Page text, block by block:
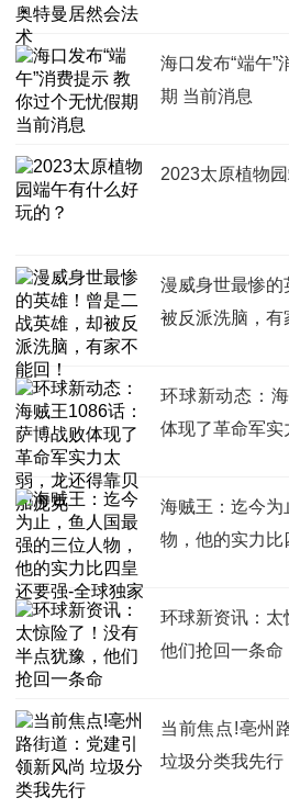
海口发布“端午”
期 当前消息
2023太原植物
漫威身世最惨的
被反派洗脑，有
环球新动态：
体现了革命军
海贼王：迄今为
物，他的实力比
环球新资讯：太
他们抢回一条命
当前焦点!亳州
垃圾分类我先行